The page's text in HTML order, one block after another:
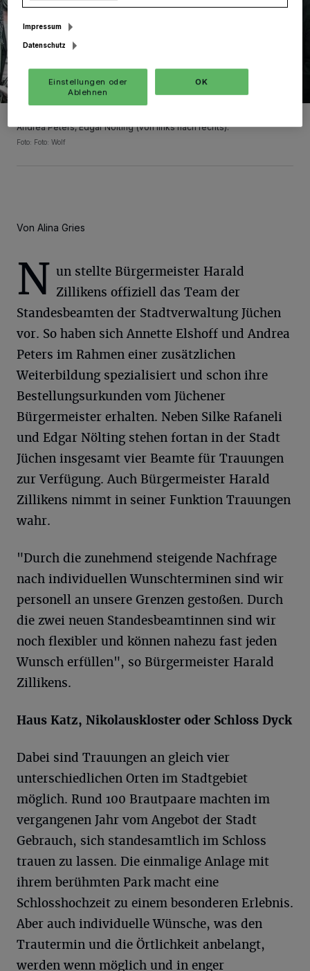
Andrea Peters, Edgar Nölting (von links nach rechts).
Foto: Foto: Wolf
Von Alina Gries
N un stellte Bürgermeister Harald
Zillikens offiziell das Team der
Standesbeamten der Stadtverwaltung Jüchen
vor. So haben sich Annette Elshoff und Andrea
Peters im Rahmen einer zusätzlichen
Weiterbildung spezialisiert und schon ihre
Bestellungsurkunden vom Jüchener
Bürgermeister erhalten. Neben Silke Rafaneli
und Edgar Nölting stehen fortan in der Stadt
Jüchen insgesamt vier Beamte für Trauungen
zur Verfügung. Auch Bürgermeister Harald
Zillikens nimmt in seiner Funktion Trauungen
wahr.
"Durch die zunehmend steigende Nachfrage
nach individuellen Wunschterminen sind wir
personell an unsere Grenzen gestoßen. Durch
die zwei neuen Standesbeamtinnen sind wir
noch flexibler und können nahezu fast jeden
Wunsch erfüllen", so Bürgermeister Harald
Zillikens.
Haus Katz, Nikolauskloster oder Schloss Dyck
Dabei sind Trauungen an gleich vier
unterschiedlichen Orten im Stadtgebiet
möglich. Rund 100 Brautpaare machten im
vergangenen Jahr vom Angebot der Stadt
Gebrauch, sich standesamtlich im Schloss
trauen zu lassen. Die einmalige Anlage mit
ihrem berühmten Park macht eine
Schlosshochzeit zu einem besonderen Erlebnis.
Aber auch individuelle Wünsche, was den
Trautermin und die Örtlichkeit anbelangt,
werden wenn möglich und in enger
Impressum
Datenschutz
Einstellungen oder
Ablehnen
OK